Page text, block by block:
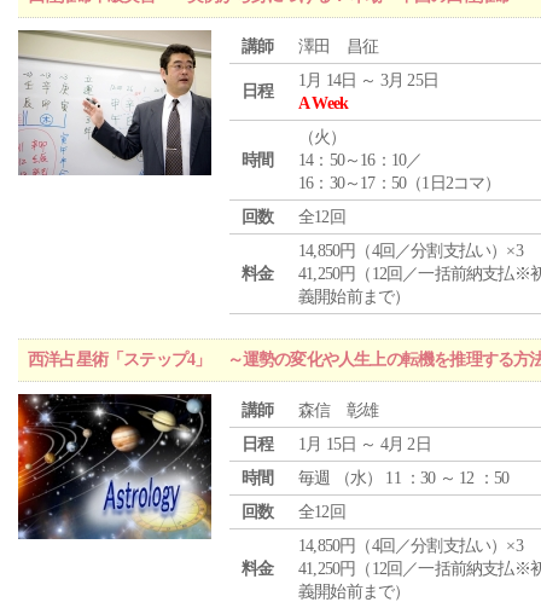
講師 澤田 昌征
日程
1月 14日 ～ 3月 25日
A Week
時間
（火 ）
14：50～16：10／
16：30～17：50（1日2コマ）
回数
全12回
料金
14,850円（4回／分割支払い）×3
41,250円（12回／一括前納支払※
義開始前まで）
西洋占星術「ステップ4」 ～運勢の変化や人生上の転機を推理する方
講師
森信 彰雄
日程
1月 15日 ～ 4月 2日
時間
毎週 （水） 11 ：30 ～ 12 ：50
回数
全12回
料金
14,850円（4回／分割支払い）×3
41,250円（12回／一括前納支払※
義開始前まで）